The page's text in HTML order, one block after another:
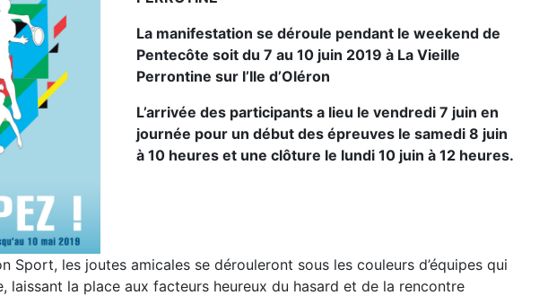
La manifestation se déroule pendant le weekend de
Pentecôte soit du 7 au 10 juin 2019 à La Vieille
Perrontine sur l’Ile d’Oléron
L’arrivée des participants a lieu le vendredi 7 juin en
journée pour un début des épreuves le samedi 8 juin
à 10 heures et une clôture le lundi 10 juin à 12 heures.
Sport, les joutes amicales se dérouleront sous les couleurs d’équipes qui
laissant la place aux facteurs heureux du hasard et de la rencontre